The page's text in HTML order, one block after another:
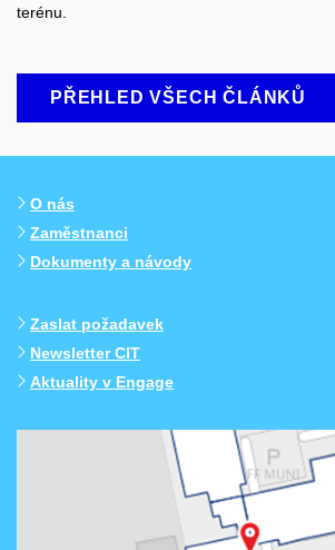
terénu
PŘEHLED VŠECH ČLÁNKŮ
O nás
Zaměstnanci
Dokumenty a návody
Zaslat požadavek
Newsletter CIT
Aktuality v Engage